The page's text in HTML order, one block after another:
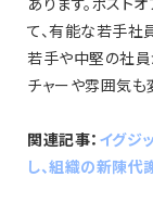
て、有能な若手社
若手や中堅の社員
チャーや雰囲気も
関連記事： イグジ
し、組織の新陳